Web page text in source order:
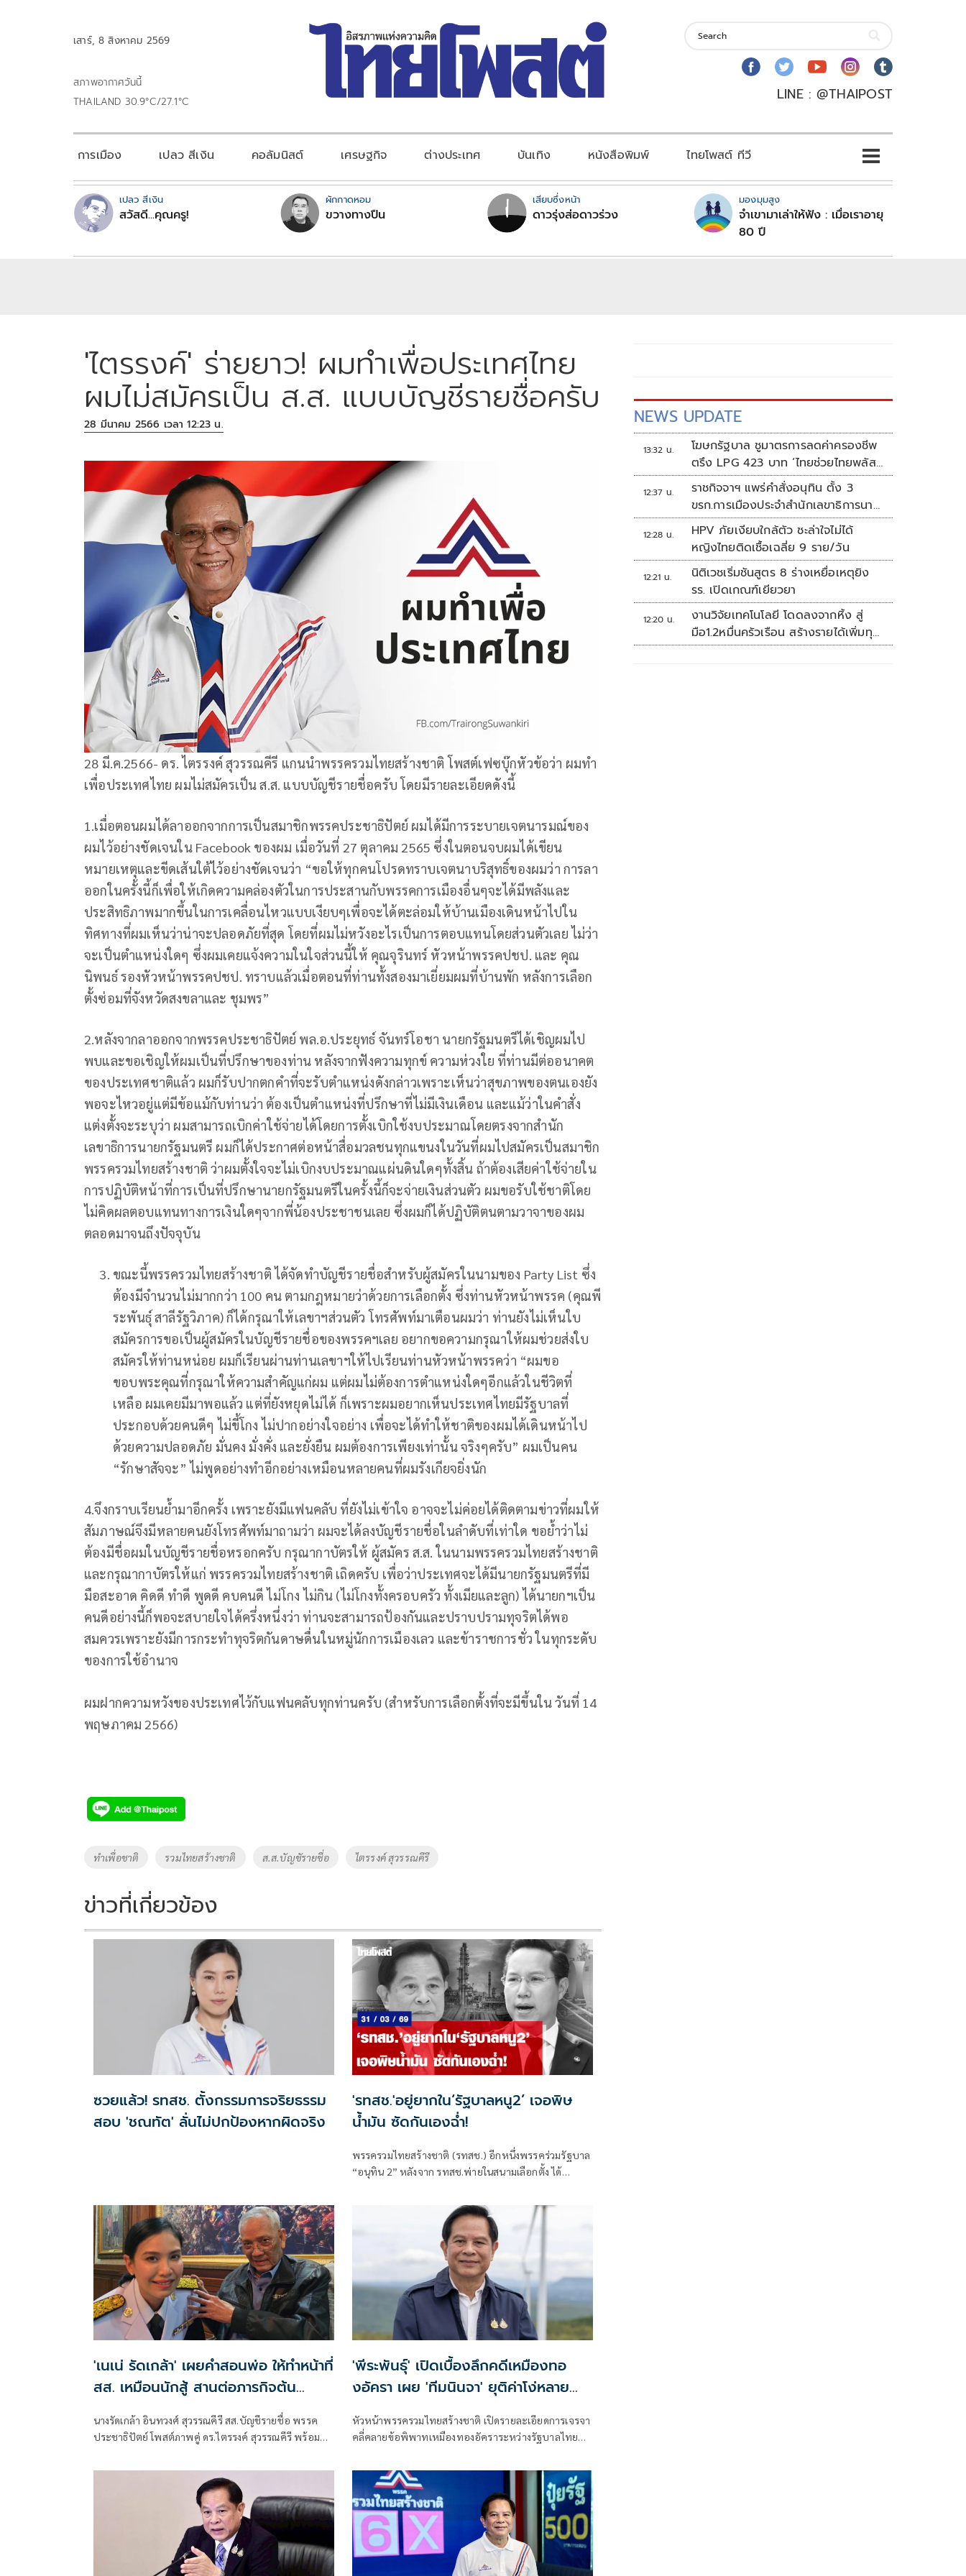
เสาร์, 8 สิงหาคม 2569
สภาพอากาศวันนี้
THAILAND 30.9°C/27.1°C
LINE : @THAIPOST
การเมือง เปลว สีเงิน คอลัมนิสต์ เศรษฐกิจ ต่างประเทศ บันเทิง หนังสือพิมพ์ ไทยโพสต์ ทีวี
เปลว สีเงิน
สวัสดี...คุณครู!
ผักกาดหอม
ขวางทางปืน
เสียบซึ่งหน้า
ดาวรุ่งส่อดาวร่วง
มองมุมสูง
จำเขามาเล่าให้ฟัง : เมื่อเราอายุ
80 ปี
'ไตรรงค์' ร่ายยาว! ผมทำเพื่อประเทศไทย
ผมไม่สมัครเป็น ส.ส. แบบบัญชีรายชื่อครับ
28 มีนาคม 2566 เวลา 12:23 น.
28 มี.ค.2566- ดร. ไตรรงค์ สุวรรณคีรี แกนนำพรรครวมไทยสร้างชาติ โพสต์เฟซบุ๊กหัวข้อว่า ผมทำ
เพื่อประเทศไทย ผมไม่สมัครเป็น ส.ส. แบบบัญชีรายชื่อครับ โดยมีรายละเอียดดังนี้
1.เมื่อตอนผมได้ลาออกจากการเป็นสมาชิกพรรคประชาธิปัตย์ ผมได้มีการระบายเจตนารมณ์ของ
ผมไว้อย่างชัดเจนใน Facebook ของผม เมื่อวันที่ 27 ตุลาคม 2565 ซึ่งในตอนจบผมได้เขียน
หมายเหตุและขีดเส้นใต้ไว้อย่างชัดเจนว่า “ขอให้ทุกคนโปรดทราบเจตนาบริสุทธิ์ของผมว่า การลา
ออกในครั้งนี้ก็เพื่อให้เกิดความคล่องตัวในการประสานกับพรรคการเมืองอื่นๆจะได้มีพลังและ
ประสิทธิภาพมากขึ้นในการเคลื่อนไหวแบบเงียบๆเพื่อจะได้ตะล่อมให้บ้านเมืองเดินหน้าไปใน
ทิศทางที่ผมเห็นว่าน่าจะปลอดภัยที่สุด โดยที่ผมไม่หวังอะไรเป็นการตอบแทนโดยส่วนตัวเลย ไม่ว่า
จะเป็นตำแหน่งใดๆ ซึ่งผมเคยแจ้งความในใจส่วนนี้ให้ คุณจุรินทร์ หัวหน้าพรรคปชป. และ คุณ
นิพนธ์ รองหัวหน้าพรรคปชป. ทราบแล้วเมื่อตอนที่ท่านทั้งสองมาเยี่ยมผมที่บ้านพัก หลังการเลือก
ตั้งซ่อมที่จังหวัดสงขลาและ ชุมพร”
2.หลังจากลาออกจากพรรคประชาธิปัตย์ พล.อ.ประยุทธ์ จันทร์โอชา นายกรัฐมนตรีได้เชิญผมไป
พบและขอเชิญให้ผมเป็นที่ปรึกษาของท่าน หลังจากฟังความทุกข์ ความห่วงใย ที่ท่านมีต่ออนาคต
ของประเทศชาติแล้ว ผมก็รับปากตกคำที่จะรับตำแหน่งดังกล่าวเพราะเห็นว่าสุขภาพของตนเองยัง
พอจะไหวอยู่แต่มีข้อแม้กับท่านว่า ต้องเป็นตำแหน่งที่ปรึกษาที่ไม่มีเงินเดือน และแม้ว่าในคำสั่ง
แต่งตั้งจะระบุว่า ผมสามารถเบิกค่าใช้จ่ายได้โดยการตั้งเบิกใช้งบประมาณโดยตรงจากสำนัก
เลขาธิการนายกรัฐมนตรี ผมก็ได้ประกาศต่อหน้าสื่อมวลชนทุกแขนงในวันที่ผมไปสมัครเป็นสมาชิก
พรรครวมไทยสร้างชาติ ว่าผมตั้งใจจะไม่เบิกงบประมาณแผ่นดินใดๆทั้งสิ้น ถ้าต้องเสียค่าใช้จ่ายใน
การปฏิบัติหน้าที่การเป็นที่ปรึกษานายกรัฐมนตรีในครั้งนี้ก็จะจ่ายเงินส่วนตัว ผมขอรับใช้ชาติโดย
ไม่คิดผลตอบแทนทางการเงินใดๆจากพี่น้องประชาชนเลย ซึ่งผมก็ได้ปฏิบัติตนตามวาจาของผม
ตลอดมาจนถึงปัจจุบัน
ขณะนี้พรรครวมไทยสร้างชาติ ได้จัดทำบัญชีรายชื่อสำหรับผู้สมัครในนามของ Party List ซึ่ง
ต้องมีจำนวนไม่มากกว่า 100 คน ตามกฎหมายว่าด้วยการเลือกตั้ง ซึ่งท่านหัวหน้าพรรค (คุณพี
ระพันธุ์ สาลีรัฐวิภาค) ก็ได้กรุณาให้เลขาฯส่วนตัว โทรศัพท์มาเตือนผมว่า ท่านยังไม่เห็นใบ
สมัครการขอเป็นผู้สมัครในบัญชีรายชื่อของพรรคฯเลย อยากขอความกรุณาให้ผมช่วยส่งใบ
สมัครให้ท่านหน่อย ผมก็เรียนผ่านท่านเลขาฯให้ไปเรียนท่านหัวหน้าพรรคว่า “ผมขอ
ขอบพระคุณที่กรุณาให้ความสำคัญแก่ผม แต่ผมไม่ต้องการตำแหน่งใดๆอีกแล้วในชีวิตที่
เหลือ ผมเคยมีมาพอแล้ว แต่ที่ยังหยุดไม่ได้ ก็เพราะผมอยากเห็นประเทศไทยมีรัฐบาลที่
ประกอบด้วยคนดีๆ ไม่ขี้โกง ไม่ปากอย่างใจอย่าง เพื่อจะได้ทำให้ชาติของผมได้เดินหน้าไป
ด้วยความปลอดภัย มั่นคง มั่งคั่ง และยั่งยืน ผมต้องการเพียงเท่านั้น จริงๆครับ” ผมเป็นคน
“รักษาสัจจะ” ไม่พูดอย่างทำอีกอย่างเหมือนหลายคนที่ผมรังเกียจยิ่งนัก
4.จึงกราบเรียนย้ำมาอีกครั้ง เพราะยังมีแฟนคลับ ที่ยังไม่เข้าใจ อาจจะไม่ค่อยได้ติดตามข่าวที่ผมให้
สัมภาษณ์จึงมีหลายคนยังโทรศัพท์มาถามว่า ผมจะได้ลงบัญชีรายชื่อในลำดับที่เท่าใด ขอย้ำว่าไม่
ต้องมีชื่อผมในบัญชีรายชื่อหรอกครับ กรุณากาบัตรให้ ผู้สมัคร ส.ส. ในนามพรรครวมไทยสร้างชาติ
และกรุณากาบัตรให้แก่ พรรครวมไทยสร้างชาติ เถิดครับ เพื่อว่าประเทศจะได้มีนายกรัฐมนตรีที่มี
มือสะอาด คิดดี ทำดี พูดดี คบคนดี ไม่โกง ไม่กิน (ไม่โกงทั้งครอบครัว ทั้งเมียและลูก) ได้นายกฯเป็น
คนดีอย่างนี้ก็พอจะสบายใจได้ครึ่งหนึ่งว่า ท่านจะสามารถป้องกันและปราบปรามทุจริตได้พอ
สมควรเพราะยังมีการกระทำทุจริตกันดาษดื่นในหมู่นักการเมืองเลว และข้าราชการชั่ว ในทุกระดับ
ของการใช้อำนาจ
ผมฝากความหวังของประเทศไว้กับแฟนคลับทุกท่านครับ (สำหรับการเลือกตั้งที่จะมีขึ้นใน วันที่ 14
พฤษภาคม 2566)
Tags
ทำเพื่อชาติ รวมไทยสร้างชาติ ส.ส.บัญชัรายชื่อ ไตรรงค์ สุวรรณคีรี
ข่าวที่เกี่ยวข้อง
ซวยแล้ว! รทสช. ตั้งกรรมการจริยธรรม
สอบ 'ชณทัต' ลั่นไม่ปกป้องหากผิดจริง
'รทสช.'อยู่ยากใน‘รัฐบาลหนู2’ เจอพิษ
น้ำมัน ซัดกันเองฉ่ำ!
พรรครวมไทยสร้างชาติ (รทสช.) อีกหนึ่งพรรคร่วมรัฐบาล
“อนุทิน 2” หลังจาก รทสช.พ่ายในสนามเลือกตั้ง ได้
พรรค ได้สละที่นั่ง สส.บัญชีรายชื่อให้ นายอรรถวิชช์
สุวรรณภักดี ทำหน้าที่แทน ควบคู่กับ นายชัชวาลล์ คงอุดม
สส.บัญชีรายชื่อ ส่วนพีระพันธุ์ขอลุยทำหน้าที่ขับคลื่อ
นพรรคเพียงหมวกเดียว
'เนเน่ รัดเกล้า' เผยคำสอนพ่อ ให้ทำหน้าที่
สส. เหมือนนักสู้ สานต่อภารกิจต้น
นางรัดเกล้า อินทวงศ์ สุวรรณคีรี สส.บัญชีรายชื่อ พรรค
ประชาธิปัตย์ โพสต์ภาพคู่ ดร.ไตรรงค์ สุวรรณคีรี พร้อม
ต่อสู้เพื่อปกป้องผลประโยชน์ของประเทศ”
'พีระพันธุ์' เปิดเบื้องลึกคดีเหมืองทอ
งอัครา เผย 'ทีมนินจา' ยุติค่าโง่หลาย
หัวหน้าพรรครวมไทยสร้างชาติ เปิดรายละเอียดการเจรจา
คลี่คลายข้อพิพาทเหมืองทองอัคราระหว่างรัฐบาลไทยกับ
กิจ “ทีมนินจา” หลังขออนุมัติ พล.เอกประยุทธ์ จั
NEWS UPDATE
13:32 น.
โฆษกรัฐบาล ชูมาตรการลดค่าครองชีพ
ตรึง LPG 423 บาท ‘ไทยช่วยไทยพลัส’
ดันเงินหมุนแสนล้าน
12:37 น.
ราชกิจจาฯ แพร่คำสั่งอนุทิน ตั้ง 3
ขรก.การเมืองประจำสำนักเลขาธิการนา
ยกฯ
12:28 น.
HPV ภัยเงียบใกล้ตัว ชะล่าใจไม่ได้
หญิงไทยติดเชื้อเฉลี่ย 9 ราย/วัน
12:21 น.
นิติเวชเริ่มชันสูตร 8 ร่างเหยื่อเหตุยิง
รร. เปิดเกณฑ์เยียวยา
12:20 น.
งานวิจัยเทคโนโลยี โดดลงจากหิ้ง สู่
มือ1.2หมื่นครัวเรือน สร้างรายได้เพิ่มทุก
เดือน